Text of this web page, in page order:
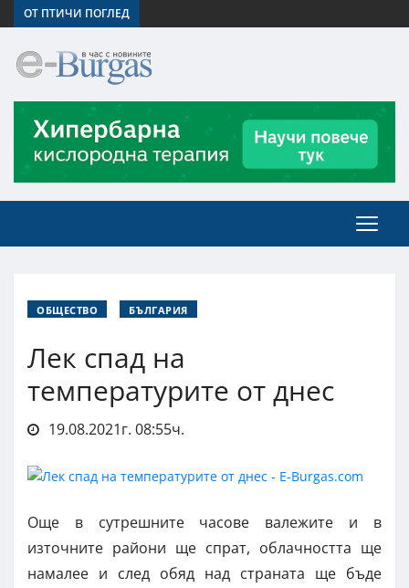
ОТ ПТИЧИ ПОГЛЕД
ОБЩЕСТВО БЪЛГАРИЯ
Лек спад на
температурите от днес
19.08.2021г. 08:55ч.
Още в сутрешните часове валежите и в
източните райони ще спрат, облачността ще
намалее и след обяд над страната ще бъде